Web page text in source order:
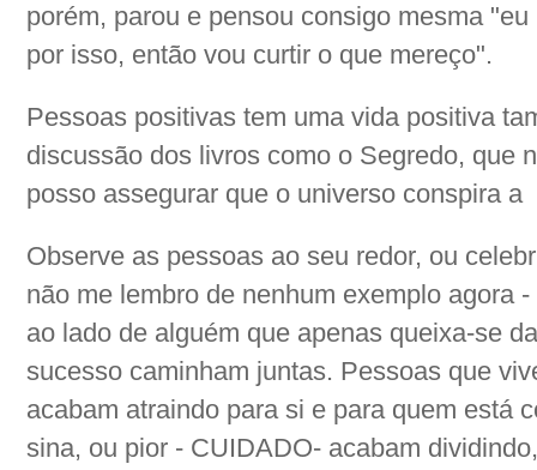
porém, parou e pensou consigo mesma
por isso, então vou curtir o que mereço".
Pessoas positivas tem uma vida positiva
discussão dos livros como o Segredo, que
posso assegurar que o universo conspira
Observe as pessoas ao seu redor, ou
não me lembro de nenhum exemplo agora
ao lado de alguém que apenas queixa-se
sucesso caminham juntas. Pessoas que
acabam atraindo para si e para quem está
sina, ou pior - CUIDADO- acabam